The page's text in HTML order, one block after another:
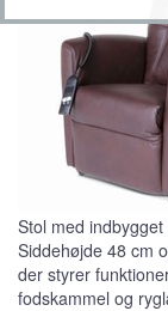
Stol med
Siddehøjde 48 cm
der styrer
fodskammel og